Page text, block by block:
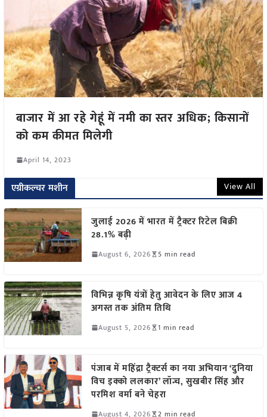
बाजार में आ रहे गेहूं में नमी का स्तर अधिक; किसानों
को कम कीमत मिलेगी
April 14, 2023
एग्रीकल्चर मशीन View All
जुलाई 2026 में भारत में ट्रैक्टर रिटेल बिक्री
28.1% बढ़ी
August 6, 2026 5 min read
विभिन्न कृषि यंत्रों हेतु आवेदन के लिए आज 4
अगस्त तक अंतिम तिथि
August 5, 2026 1 min read
पंजाब में महिंद्रा ट्रैक्टर्स का नया अभियान ‘दुनिया
विच इक्को ललकार’ लॉन्च, सुखबीर सिंह और
परमिश वर्मा बने चेहरा
August 4, 2026 2 min read